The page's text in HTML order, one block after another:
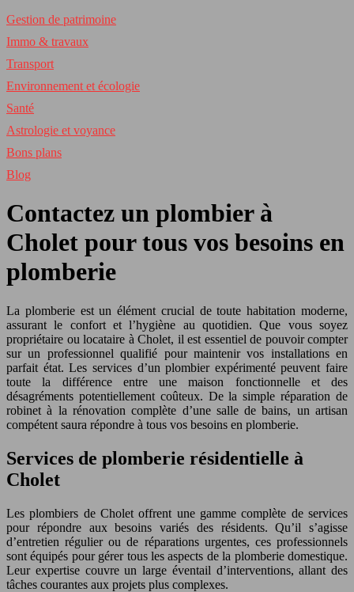
Gestion de patrimoine
Immo & travaux
Transport
Environnement et écologie
Santé
Astrologie et voyance
Bons plans
Blog
Contactez un plombier à
Cholet pour tous vos besoins en
plomberie
La plomberie est un élément crucial de toute habitation moderne,
assurant le confort et l’hygiène au quotidien. Que vous soyez
propriétaire ou locataire à Cholet, il est essentiel de pouvoir compter
sur un professionnel qualifié pour maintenir vos installations en
parfait état. Les services d’un plombier expérimenté peuvent faire
toute la différence entre une maison fonctionnelle et des
désagréments potentiellement coûteux. De la simple réparation de
robinet à la rénovation complète d’une salle de bains, un artisan
compétent saura répondre à tous vos besoins en plomberie.
Services de plomberie résidentielle à
Cholet
Les plombiers de Cholet offrent une gamme complète de services
pour répondre aux besoins variés des résidents. Qu’il s’agisse
d’entretien régulier ou de réparations urgentes, ces professionnels
sont équipés pour gérer tous les aspects de la plomberie domestique.
Leur expertise couvre un large éventail d’interventions, allant des
tâches courantes aux projets plus complexes.